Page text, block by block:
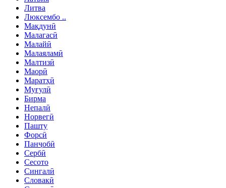
Литва
Люксембо ..
Мақдунӣ
Малагасӣ
Малайӣ
Малаяламӣ
Малтизӣ
Маорӣ
Маратҳӣ
Муғулӣ
Бирма
Непалӣ
Норвегӣ
Пашту
Форсӣ
Панҷобӣ
Сербӣ
Сесото
Сингалӣ
Словакӣ